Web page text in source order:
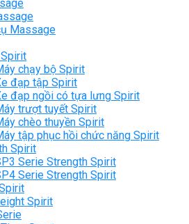
Massage
chạy bộ Spirit
đạp tập Spirit
đạp ngồi có tựa lưng Spirit
trượt tuyết Spirit
chèo thuyền Spirit
tập phục hồi chức năng Spirit
Spirit
Serie Strength Spirit
Serie Strength Spirit
Spirit